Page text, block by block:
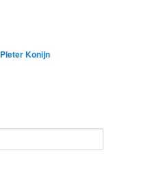
Pieter Konijn